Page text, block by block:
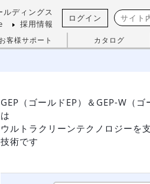
ルディングス
採用情報
ログイン
お客様サポート カタログ
GEP（ゴールドEP）＆GEP-W（ゴ
は
ウルトラクリーンテクノロジーを
技術です